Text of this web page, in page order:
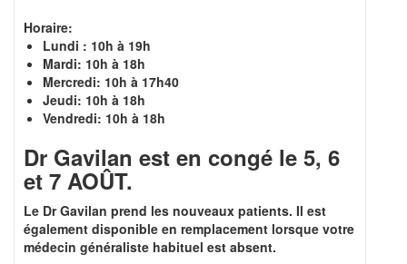
Horaire:
Lundi : 10h à 19h
Mardi: 10h à 18h
Mercredi: 10h à 17h40
Jeudi: 10h à 18h
Vendredi: 10h à 18h
Dr Gavilan est en congé le 5, 6
et 7 AOÛT.
Le Dr Gavilan prend les nouveaux patients. Il est
également disponible en remplacement lorsque votre
médecin généraliste habituel est absent.